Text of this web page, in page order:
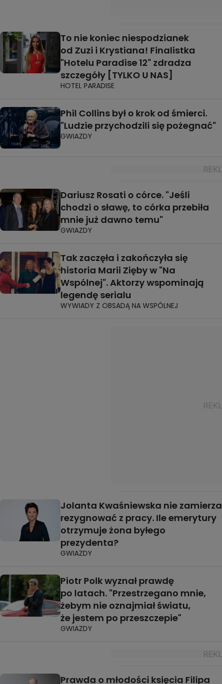
To nie koniec niespodzianek
od Zuzi i Krystiana! Finalistka
"Hotelu Paradise 12" zdradza
szczegóły [TYLKO U NAS]
HOTEL PARADISE
Phil Collins był o krok od śmierci.
"Ludzie przychodzili się pożegnać"
GWIAZDY
Dariusz Rosati o córce. "Jeśli
chodzi o sławę, to córka przebiła
mnie już dawno temu"
GWIAZDY
Tak zaczęła i zakończyła się
historia Marii Zięby w "Na
Wspólnej". Aktorzy wspominają
legendę serialu
WYWIADY Z OBSADĄ NA WSPÓLNEJ
Jolanta Kwaśniewska nie zamierza
rezygnować z pracy. Ile emerytury
otrzymuje żona byłego
prezydenta?
GWIAZDY
Piotr Polk wyznał prawdę
po latach. "Przestrzegano mnie,
żebym nie oznajmiał światu,
że jestem po przeszczepie"
GWIAZDY
Prawda o młodości księcia Filipa